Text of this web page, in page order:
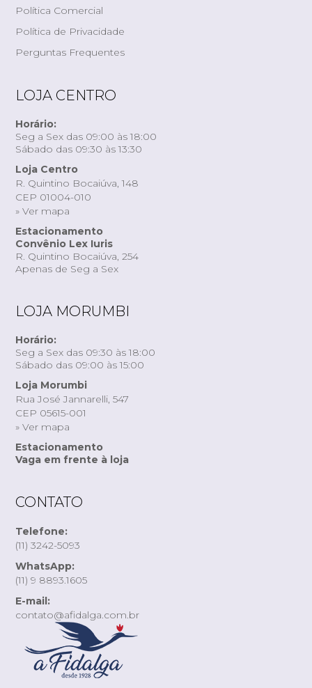
Política Comercial
Política de Privacidade
Perguntas Frequentes
LOJA CENTRO
Horário:
Seg a Sex das 09:00 às 18:00
Sábado das 09:30 às 13:30
Loja Centro
R. Quintino Bocaiúva, 148
CEP 01004-010
» Ver mapa
Estacionamento
Convênio Lex Iuris
R. Quintino Bocaiúva, 254
Apenas de Seg a Sex
LOJA MORUMBI
Horário:
Seg a Sex das 09:30 às 18:00
Sábado das 09:00 às 15:00
Loja Morumbi
Rua José Jannarelli, 547
CEP 05615-001
» Ver mapa
Estacionamento
Vaga em frente à loja
CONTATO
Telefone:
(11) 3242-5093
WhatsApp:
(11) 9 8893.1605
E-mail:
contato@afidalga.com.br